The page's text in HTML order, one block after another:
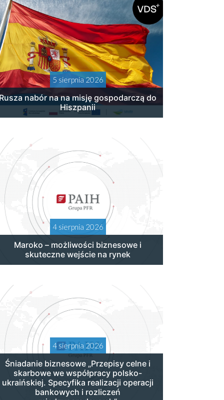
5 sierpnia 2026
nabór na na misję gospodarczą do
Hiszpanii
4 sierpnia 2026
Maroko – możliwości biznesowe i
skuteczne wejście na rynek
4 sierpnia 2026
Śniadanie biznesowe „Przepisy celne i
skarbowe we współpracy polsko-
ukraińskiej. Specyfika realizacji operacji
bankowych i rozliczeń